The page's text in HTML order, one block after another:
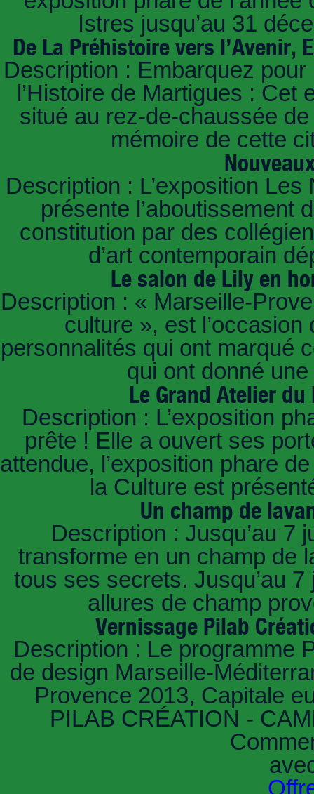
Istres jusqu’au 31
De La Préhistoire vers l’Avenir,
Description : Embarquez
l’Histoire de Martigues : Cet
situé au rez-de-chaussée
mémoire de cette
Description : L’exposition
présente l’aboutissement
constitution par des
d’art contemporain
Le salon de Lily en
Description : « Marseille-
culture », est
personnalités qui ont marqué
qui ont donné
Le Grand Atelier
Description : L’exposition
prête ! Elle a ouvert ses
attendue, l’exposition phare
la Culture est
Un champ de
Description : Jusqu’au 7
transforme en un champ de
tous ses secrets. Jusqu’au
allures de champ
Vernissage Pilab
Description : Le programme
de design Marseille-
Provence 2013, Capitale
PILAB CRÉATION -